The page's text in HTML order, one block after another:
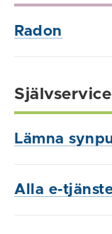
Radon
Självservice
Lämna
Alla e-